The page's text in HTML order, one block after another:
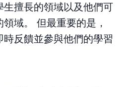
生擅長的領域以及他們可
域。 但最重要的是，
反饋並參與他們的學習